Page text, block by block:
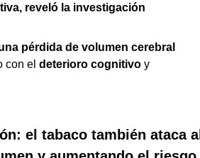
reveló la investigación
pérdida de volumen cerebral
con el deterioro cognitivo y
el tabaco también ataca al